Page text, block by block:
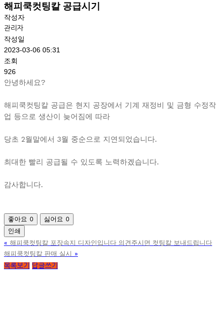
해피쿡컷팅칼 공급시기
작성자
관리자
작성일
2023-03-06 05:31
조회
926
안녕하세요?
해피쿡컷팅칼 공급은 현지 공장에서 기계 재정비 및 금형 수정작
업 등으로 생산이 늦어짐에 따라
당초 2월말에서 3월 중순으로 지연되었습니다.
최대한 빨리 공급될 수 있도록 노력하겠습니다.
감사합니다.
좋아요 0 싫어요 0
인쇄
« 해피쿡컷팅칼 포장속지 디자인입니다 의견주시면 컷팅칼 보내드립니다
해피쿡컷팅칼 판매 실시 »
목록보기 답글쓰기